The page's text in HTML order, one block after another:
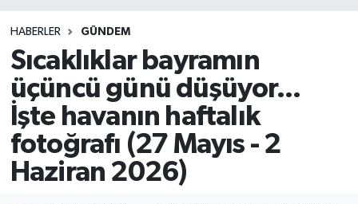
HABERLER GÜNDEM
Sıcaklıklar bayramın
üçüncü günü düşüyor...
İşte havanın haftalık
fotoğrafı (27 Mayıs - 2
Haziran 2026)
Son Dakika Haberleri
Haber Arşivi